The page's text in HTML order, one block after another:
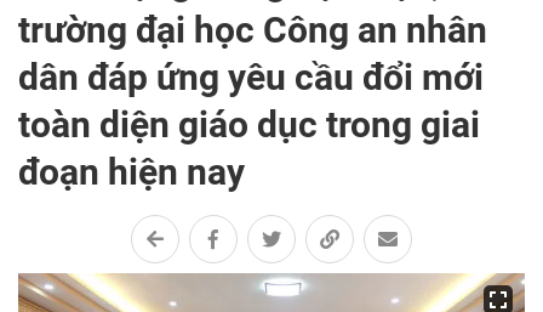
trường đại học Công an nhân
dân đáp ứng yêu cầu đổi mới
toàn diện giáo dục trong giai
đoạn hiện nay